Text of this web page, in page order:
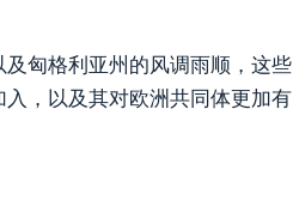
匈格利亚州的风调雨顺，这些
入，以及其对欧洲共同体更加有